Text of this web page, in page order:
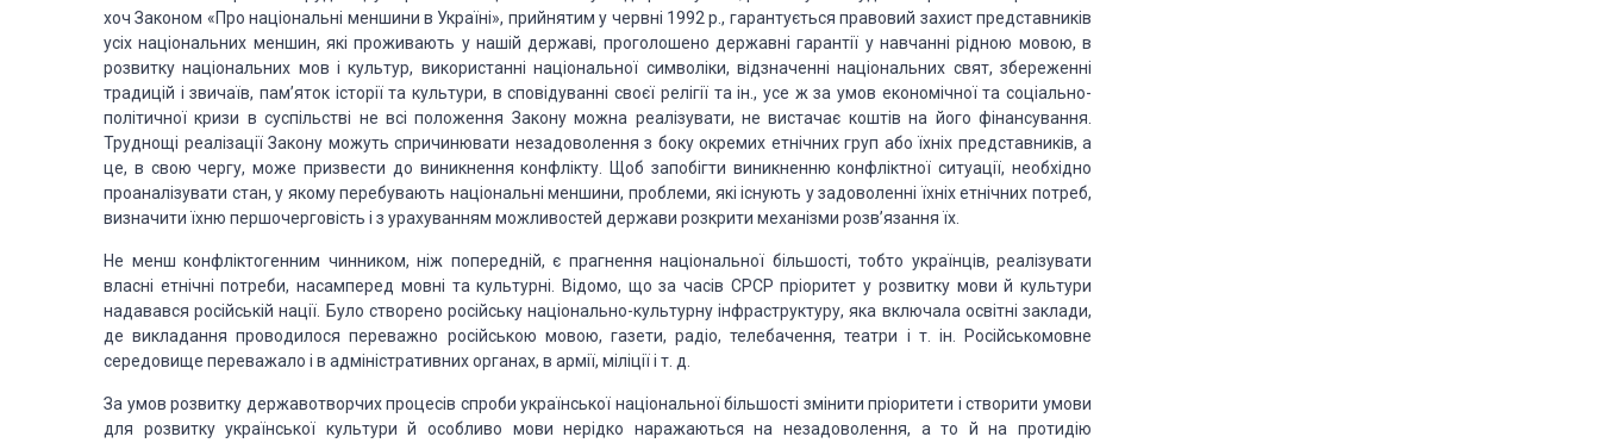
хоч Законом «Про національні меншини в Україні», прийнятим у червні 1992 p., гарантується правовий захист представників
усіх національних меншин, які проживають у нашій державі, проголошено державні гарантії у навчанні рідною мовою, в
розвитку національних мов і культур, використанні національної символіки, відзначенні національних свят, збереженні
традицій і звичаїв, пам’яток історії та культури, в сповідуванні своєї релігії та ін., усе ж за умов економічної та соціально-
політичної кризи в суспільстві не всі положення Закону можна реалізувати, не вистачає коштів на його фінансування.
Труднощі реалізації Закону можуть спричинювати незадоволення з боку окремих етнічних груп або їхніх представників, а
це, в свою чергу, може призвести до виникнення конфлікту. Щоб запобігти виникненню конфліктної ситуації, необхідно
проаналізувати стан, у якому перебувають національні меншини, проблеми, які існують у задоволенні їхніх етнічних потреб,
визначити їхню першочерговість і з урахуванням можливостей держави розкрити механізми розв’язання їх.
Не менш конфліктогенним чинником, ніж попередній, є прагнення національної більшості, тобто українців, реалізувати
власні етнічні потреби, насамперед мовні та культурні. Відомо, що за часів СРСР пріоритет у розвитку мови й культури
надавався російській нації. Було створено російську національно-культурну інфраструктуру, яка включала освітні заклади,
де викладання проводилося переважно російською мовою, газети, радіо, телебачення, театри і т. ін. Російськомовне
середовище переважало і в адміністративних органах, в армії, міліції і т. д.
За умов розвитку державотворчих процесів спроби української національної більшості змінити пріоритети і створити умови
для розвитку української культури й особливо мови нерідко наражаються на незадоволення, а то й на протидію